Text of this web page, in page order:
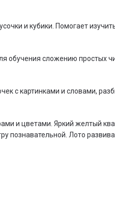
и кубики. Помогает
обучения сложению простых
с картинками и словами,
и цветами. Яркий желтый
познавательной. Лото